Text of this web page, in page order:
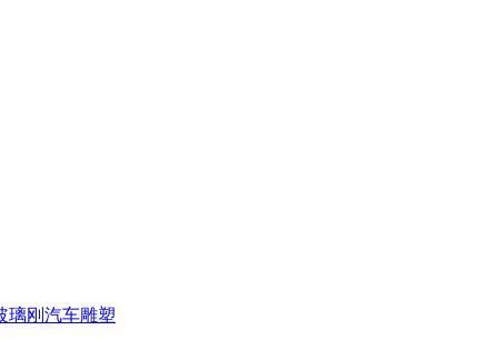
璃刚汽车雕塑